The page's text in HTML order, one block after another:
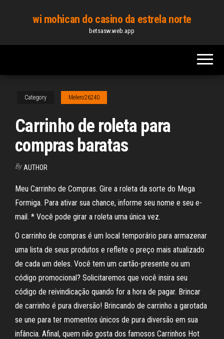
content
wi mohican do casino da estrela norte
betsasw.web.app
Category Melero26240
Carrinho de roleta para
compras baratas
By AUTHOR
Meu Carrinho de Compras. Gire a roleta da sorte do Mega
Formiga. Para ativar sua chance, informe seu nome e seu e-
mail. * Você pode girar a roleta uma única vez.
O carrinho de compras é um local temporário para armazenar
uma lista de seus produtos e reflete o preço mais atualizado
de cada um deles. Você tem um cartão-presente ou um
código promocional? Solicitaremos que você insira seu
código de reivindicação quando for a hora de pagar. Brincar
de carrinho é pura diversão! Brincando de carrinho a garotada
se une para ter momentos únicos de pura diversão em sua
infância. Afinal, quem não gosta dos famosos Carrinhos Hot